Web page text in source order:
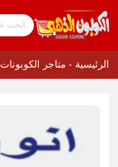
الرئيسية - متاجر الكوبونات